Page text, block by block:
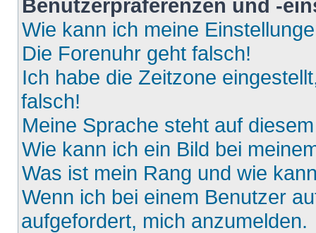
Benutzerpräferenzen und -
Wie kann ich meine
Die Forenuhr geht falsch!
Ich habe die Zeitzone
falsch!
Meine Sprache steht auf
Wie kann ich ein Bild bei
Was ist mein Rang und wie
Wenn ich bei einem Benutzer
aufgefordert, mich anzumelden.